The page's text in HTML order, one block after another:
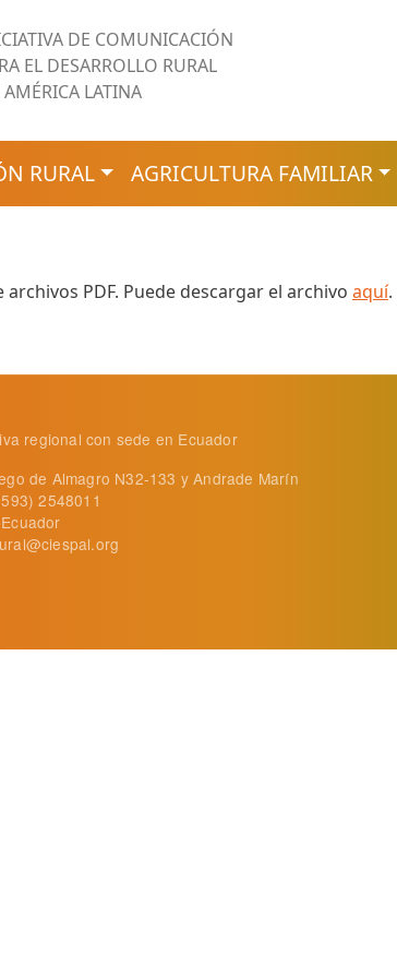
DE COMUNICACIÓN
EL DESARROLLO RURAL
AMÉRICA LATINA
RURAL AGRICULTURA FAMILIAR
PDF. Puede descargar el archivo aquí.
regional con sede en Ecuador
de Almagro N32-133 y Andrade Marín
2548011